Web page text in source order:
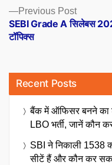
Previous PostPrevious
post:
SEBI Grade A सिलेबस
टॉपिक्स
Recent Posts
बैंक में ऑफिसर बनने का
LBO भर्ती, जानें कौन
SBI ने निकाली 1538
सीटें हैं और कौन कर